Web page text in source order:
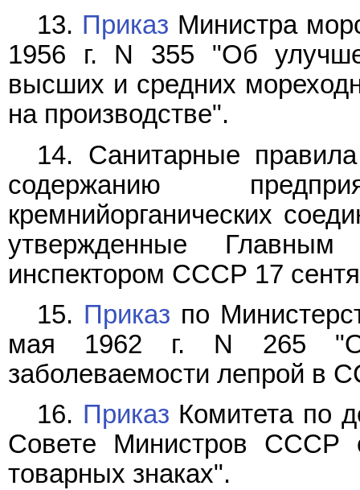
13. Приказ Министра
1956 г. N 355 "Об
высших и средних
на производстве".
14. Санитарные
содержанию
кремнийорганических
утвержденные Главным
инспектором СССР 17
15. Приказ по
мая 1962 г. N 265 "О
заболеваемости лепрой в
16. Приказ Комитета по
Совете Министров
товарных знаках".